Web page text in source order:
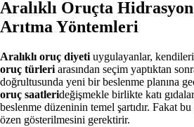
Aralıklı Oruçta
Arıtma Yöntemleri
Aralıklı oruç diyeti uygulayanlar, kendileri
oruç türleri arasından seçim yaptıktan
doğrultusunda yeni bir beslenme planına
oruç saatlerideğişmekle birlikte katı
beslenme düzeninin temel şartıdır. Fakat
özen gösterilmesini gerektirir.